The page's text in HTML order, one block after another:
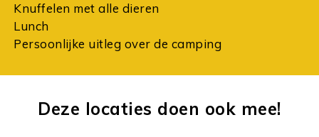
Knuffelen met alle dieren
Lunch
Persoonlijke uitleg over de camping
Deze locaties doen ook mee!